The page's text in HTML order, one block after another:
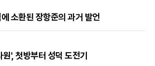
소환된 장항준의 과거 발언
', 첫방부터 성덕 도전기